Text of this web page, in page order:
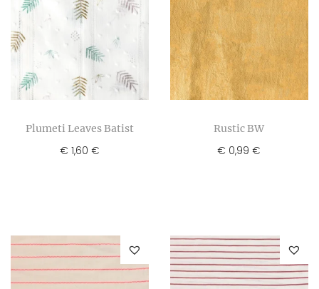
Plumeti Leaves Batist
€ 1,60 €
Rustic BW
€ 0,99 €